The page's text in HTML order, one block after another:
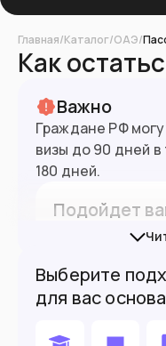
Главная/Каталог/ОАЭ/
Как
Важно
Граждане РФ
визы до 90 дней
180 дней.
Население
Подойдет
Вы
Хотите
$205,000
Выберите
для вас